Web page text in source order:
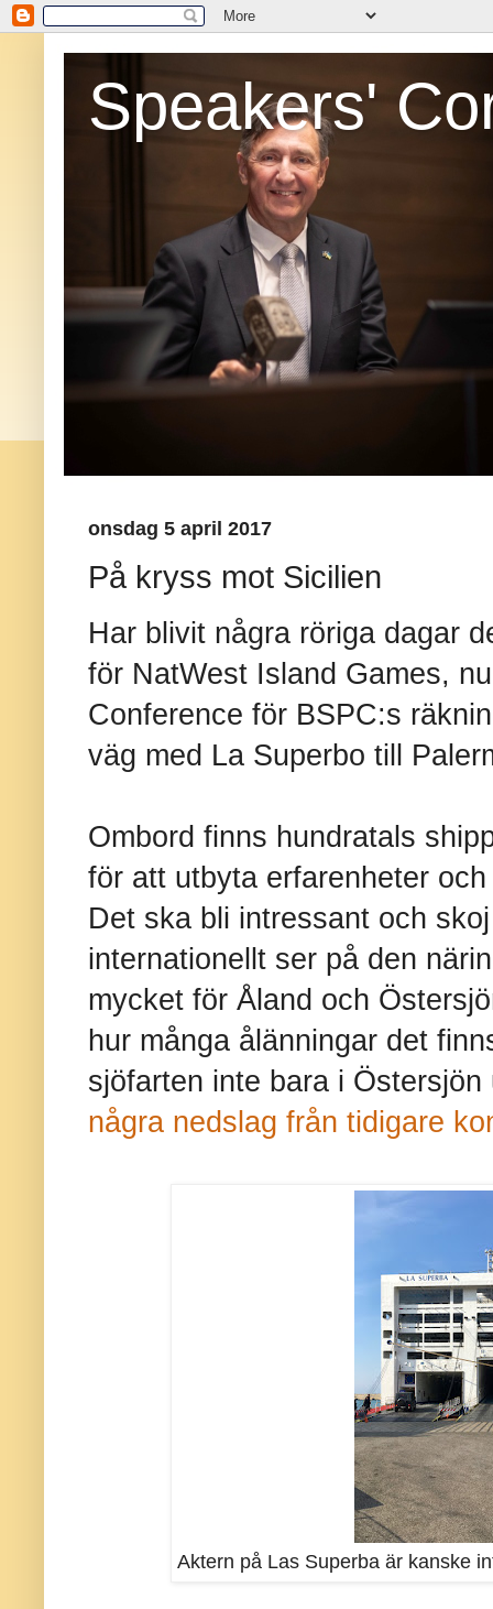
Speakers'
onsdag 5 april 2017
På kryss mot Sicilien
Har blivit några röriga dagar
för NatWest Island Games,
Conference för BSPC:s
väg med La Superbo till
Ombord finns hundratals
för att utbyta erfarenheter
Det ska bli intressant och
internationellt ser på den
mycket för Åland och
hur många ålänningar det
sjöfarten inte bara i
några nedslag från tidigare
Aktern på Las Superba är kanske